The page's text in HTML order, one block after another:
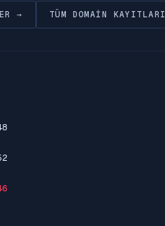
→ TÜM DOMAIN KAYITLARI